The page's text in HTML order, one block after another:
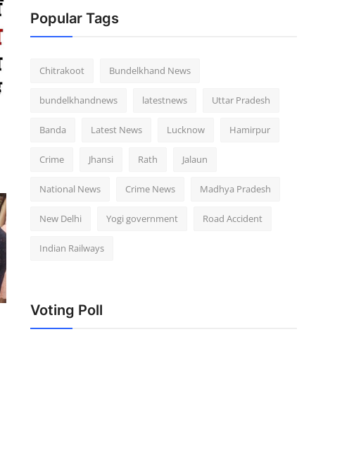
Popular Tags
Chitrakoot Bundelkhand News
bundelkhandnews latestnews Uttar Pradesh
Banda Latest News Lucknow Hamirpur
Crime Jhansi Rath Jalaun
National News Crime News Madhya Pradesh
New Delhi Yogi government Road Accident
Indian Railways
Voting Poll